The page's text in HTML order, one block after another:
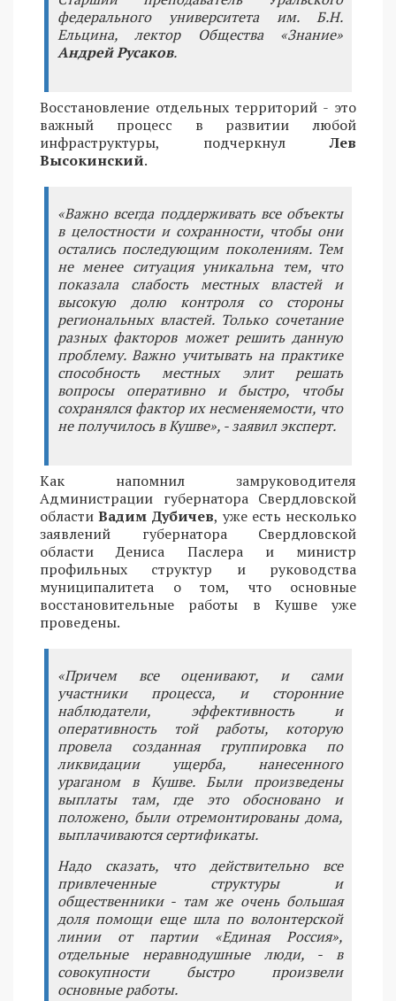
федерального университета им. Б.Н.
Ельцина, лектор Общества «Знание»
Андрей Русаков.
Восстановление отдельных территорий - это
важный процесс в развитии любой
инфраструктуры, подчеркнулЛев
Высокинский.
«Важно всегда поддерживать все объекты
в целостности и сохранности, чтобы они
остались последующим поколениям. Тем
не менее ситуация уникальна тем, что
показала слабость местных властей и
высокую долю контроля со стороны
региональных властей. Только сочетание
разных факторов может решить данную
проблему. Важно учитывать на практике
способность местных элит решать
вопросы оперативно и быстро, чтобы
сохранялся фактор их несменяемости, что
не получилось в Кушве», - заявил эксперт.
Как напомнил замруководителя
Администрации губернатора Свердловской
областиВадим Дубичев, уже есть несколько
заявлений губернатора Свердловской
области Дениса Паслера и министр
профильных структур и руководства
муниципалитета о том, что основные
восстановительные работы в Кушве уже
проведены.
«Причем все оценивают, и сами
участники процесса, и сторонние
наблюдатели, эффективность и
оперативность той работы, которую
провела созданная группировка по
ликвидации ущерба, нанесенного
ураганом в Кушве. Были произведены
выплаты там, где это обосновано и
положено, были отремонтированы дома,
выплачиваются сертификаты.
Надо сказать, что действительно все
привлеченные структуры и
общественники - там же очень большая
доля помощи еще шла по волонтерской
линии от партии «Единая Россия»,
отдельные неравнодушные люди, - в
совокупности быстро произвели
основные работы.